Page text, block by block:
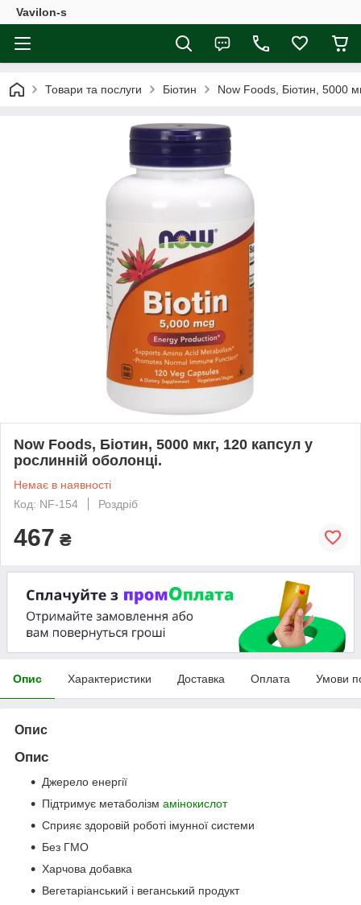
Vavilon-s
Товари та послуги Біотин Now Foods, Біотин, 5000
Now Foods, Біотин, 5000 мкг, 120 капсул у
рослинній оболонці.
Немає в наявності
Код: NF-154
Роздріб
467 ₴
Опис Характеристики Доставка Оплата Умови
Опис
Опис
Джерело енергії
Підтримує метаболізм амінокислот
Сприяє здоровій роботі імунної системи
Без ГМО
Харчова добавка
Вегетаріанський і веганський продукт